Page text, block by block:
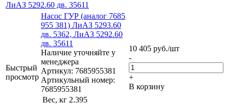
ЛиАЗ 5292.60 дв. 35611
Быстрый
просмотр
Насос ГУР (аналог 7685
955 381) ЛиАЗ 5293.60
дв. 5362, ЛиАЗ 5292.60
дв. 35611
Наличие уточняйте у
менеджера
Артикул: 7685955381
Артикульный номер:
7685955381
Вес, кг 2.395
10 405 руб./шт
-
+
В корзину